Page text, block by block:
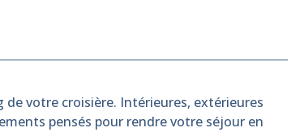
votre croisière. Intérieures, extérieures
pensés pour rendre votre séjour en